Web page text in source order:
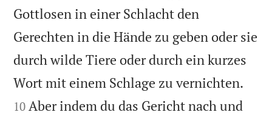
Gottlosen in einer Schlacht den
Gerechten in die Hände zu geben oder sie
durch wilde Tiere oder durch ein kurzes
Wort mit einem Schlage zu vernichten.
10 Aber indem du das Gericht nach und